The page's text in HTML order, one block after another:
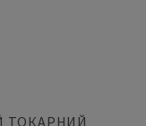
ТОКАРНИЙ